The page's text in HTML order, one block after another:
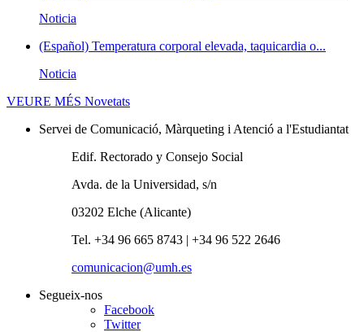
Noticia
(Español) Temperatura corporal elevada, taquicardia o...
Noticia
VEURE MÉS Novetats
Servei de Comunicació, Màrqueting i Atenció a l'Estudiantat
Edif. Rectorado y Consejo Social
Avda. de la Universidad, s/n
03202 Elche (Alicante)
Tel. +34 96 665 8743 | +34 96 522 2646
comunicacion@umh.es
Segueix-nos
Facebook
Twitter